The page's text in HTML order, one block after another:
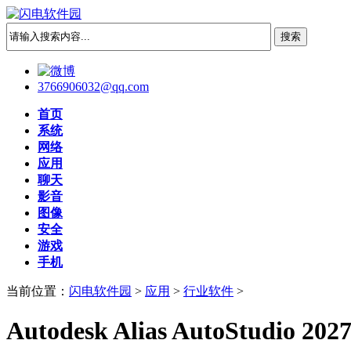
3766906032@qq.com
首页
系统
网络
应用
聊天
影音
图像
安全
游戏
手机
当前位置： 闪电软件园 > 应用 > 行业软件 >
Autodesk Alias AutoStudio